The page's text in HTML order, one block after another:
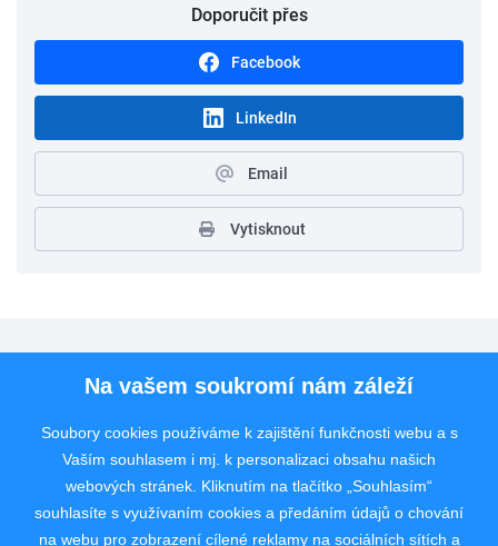
Doporučit přes
Facebook
LinkedIn
Email
Vytisknout
Pro uchazeče
Rychlý kontakt
Na vašem soukromí nám záleží
Soubory cookies používáme k zajištění funkčnosti webu a s
Vaším souhlasem i mj. k personalizaci obsahu našich
webových stránek. Kliknutím na tlačítko „Souhlasím“
souhlasíte s využívaním cookies a předáním údajů o chování
na webu pro zobrazení cílené reklamy na sociálních sítích a